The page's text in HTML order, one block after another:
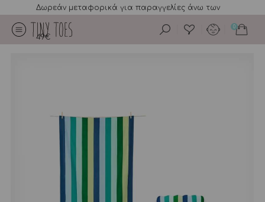
Δωρεάν μεταφορικά για παραγγελίες άνω των
49€
0